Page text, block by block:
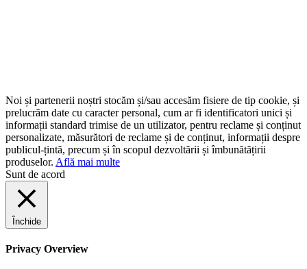
Noi și partenerii noștri stocăm și/sau accesăm fisiere de tip cookie, și
prelucrăm date cu caracter personal, cum ar fi identificatori unici și
informații standard trimise de un utilizator, pentru reclame și conținut
personalizate, măsurători de reclame și de conținut, informații despre
publicul-țintă, precum și în scopul dezvoltării și îmbunătățirii
produselor. Află mai multe
Sunt de acord
Închide
Privacy Overview